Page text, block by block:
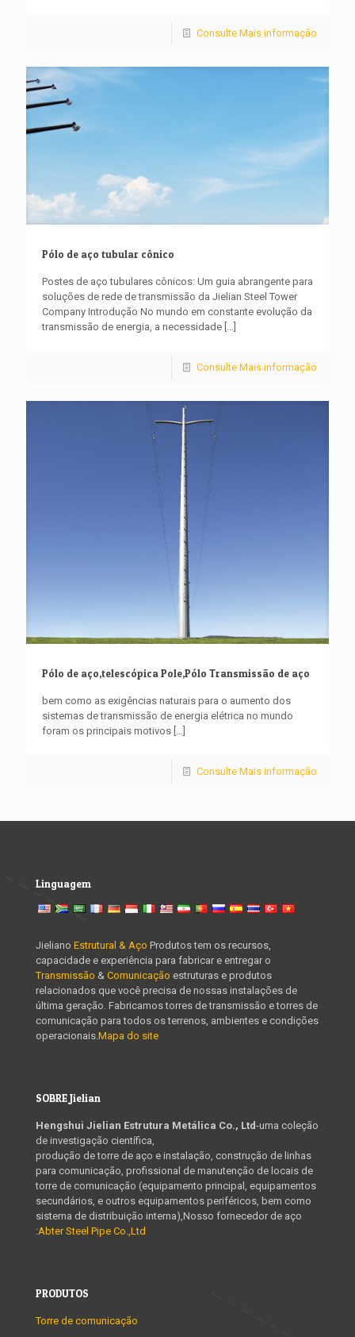
Consulte Mais informação
Pólo de aço tubular cônico
Postes de aço tubulares cônicos: Um guia abrangente para
soluções de rede de transmissão da Jielian Steel Tower
Company Introdução No mundo em constante evolução da
transmissão de energia, a necessidade […]
Consulte Mais informação
Pólo de aço,telescópica Pole,Pólo Transmissão de aço
bem como as exigências naturais para o aumento dos
sistemas de transmissão de energia elétrica no mundo
foram os principais motivos […]
Consulte Mais informação
Linguagem
Jieliano Estrutural & Aço Produtos tem os recursos,
capacidade e experiência para fabricar e entregar o
Transmissão & Comunicação estruturas e produtos
relacionados que você precisa de nossas instalações de
última geração. Fabricamos torres de transmissão e torres de
comunicação para todos os terrenos, ambientes e condições
operacionais.Mapa do site
SOBRE Jielian
Hengshui Jielian Estrutura Metálica Co., Ltd-uma coleção
de investigação científica,
produção de torre de aço e instalação, construção de linhas
para comunicação, profissional de manutenção de locais de
torre de comunicação (equipamento principal, equipamentos
secundários, e outros equipamentos periféricos, bem como
sistema de distribuição interna),Nosso fornecedor de aço
:Abter Steel Pipe Co.,Ltd
PRODUTOS
Torre de comunicação